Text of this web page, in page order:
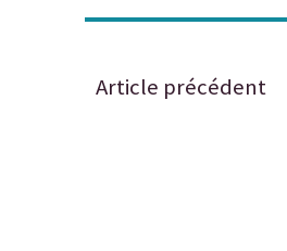
Article précédent